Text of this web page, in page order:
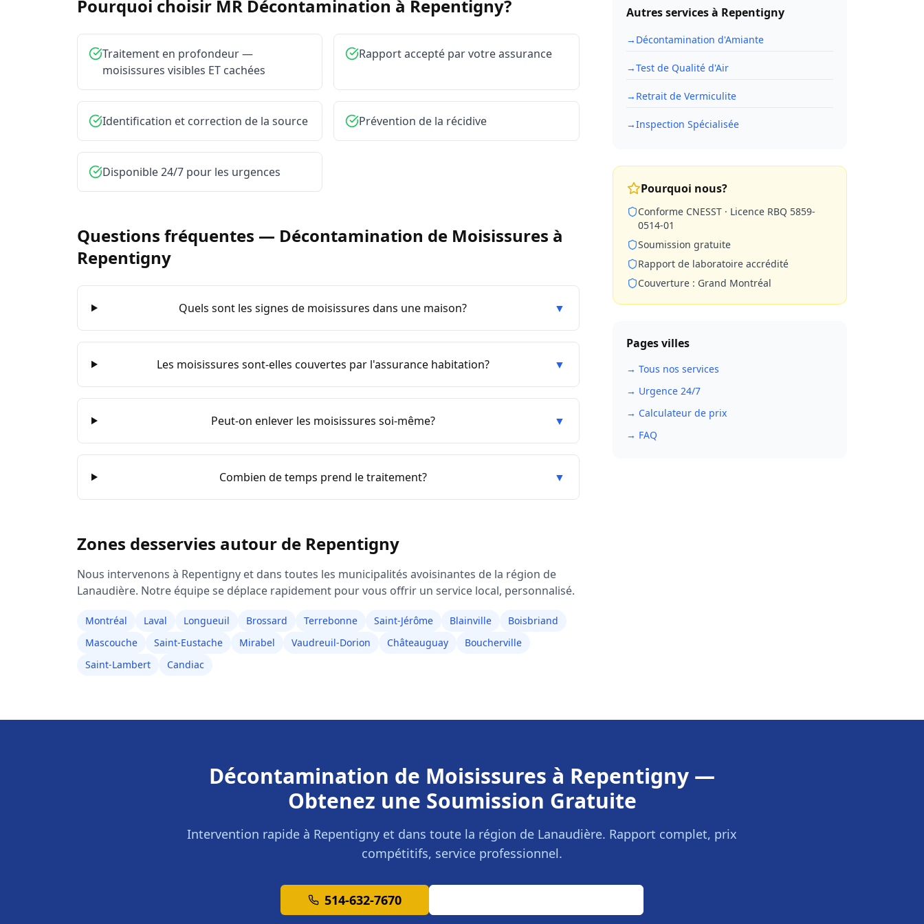
Pourquoi choisir MR Décontamination à Repentigny?
Traitement en profondeur —
moisissures visibles ET cachées
Rapport accepté par votre assurance
Identification et correction de la source Prévention de la récidive
Disponible 24/7 pour les urgences
Questions fréquentes — Décontamination de Moisissures à
Repentigny
Quels sont les signes de moisissures dans une maison? ▼
Les moisissures sont-elles couvertes par l'assurance habitation? ▼
Peut-on enlever les moisissures soi-même? ▼
Combien de temps prend le traitement? ▼
Zones desservies autour de Repentigny
Nous intervenons à Repentigny et dans toutes les municipalités avoisinantes de la région de
Lanaudière. Notre équipe se déplace rapidement pour vous offrir un service local, personnalisé.
Montréal Laval Longueuil Brossard Terrebonne Saint-Jérôme Blainville
Boisbriand
Mascouche
Saint-Eustache Mirabel Vaudreuil-Dorion Châteauguay
Boucherville
Saint-Lambert
Candiac
Autres services à Repentigny
→ Décontamination d'Amiante
→Test de Qualité d'Air
→ Retrait de Vermiculite
→Inspection Spécialisée
Pourquoi nous?
Conforme CNESST · Licence RBQ 5859-
0514-01
Soumission gratuite
Rapport de laboratoire accrédité
Couverture : Grand Montréal
Pages villes
→ Tous nos services
→ Urgence 24/7
→ Calculateur de prix
→ FAQ
Décontamination de Moisissures à Repentigny —
Obtenez une Soumission Gratuite
Intervention rapide à Repentigny et dans toute la région de Lanaudière. Rapport complet, prix
compétitifs, service professionnel.
514-632-7670